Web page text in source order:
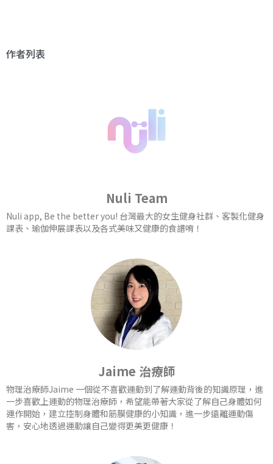
作者列表
Nuli Team
Nuli app, Be the better you! 台灣最大的女生健身社群、客製化健身
課表、瑜伽伸展課表以及各式美味又健康的食譜唷！
Jaime 治療師
物理治療師Jaime 一個從不喜歡運動到了解運動背後的知識原理，進
一步喜歡上運動的物理治療師，希望能帶著大家從了解自己身體如何
運作開始，建立控制身體和筋膜健康的小知識，進一步遠離運動傷
害，安心地透過運動讓自己變得更美更健康！